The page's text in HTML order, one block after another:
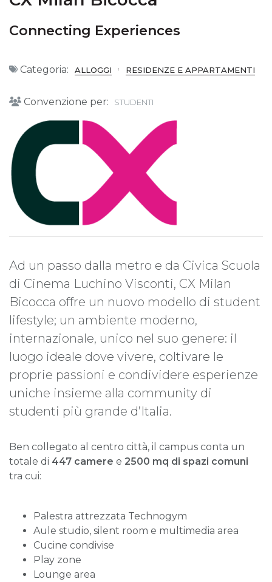
Connecting Experiences
Categoria: ALLOGGI RESIDENZE E APPARTAMENTI
Convenzione per: STUDENTI
Ad un passo dalla metro e da Civica Scuola
di Cinema Luchino Visconti, CX Milan
Bicocca offre un nuovo modello di student
lifestyle; un ambiente moderno,
internazionale, unico nel suo genere: il
luogo ideale dove vivere, coltivare le
proprie passioni e condividere esperienze
uniche insieme alla community di
studenti più grande d’Italia.
Ben collegato al centro città, il campus conta un
totale di 447 camere e 2500 mq di spazi comuni
tra cui:
Palestra attrezzata Technogym
Aule studio, silent room e multimedia area
Cucine condivise
Play zone
Lounge area